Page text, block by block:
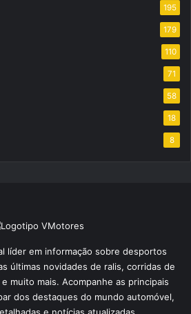
195
179
110
71
58
18
8
líder em informação sobre desportos
últimas novidades de ralis, corridas de
muito mais. Acompanhe as principais
dos destaques do mundo automóvel,
e notícias atualizadas.